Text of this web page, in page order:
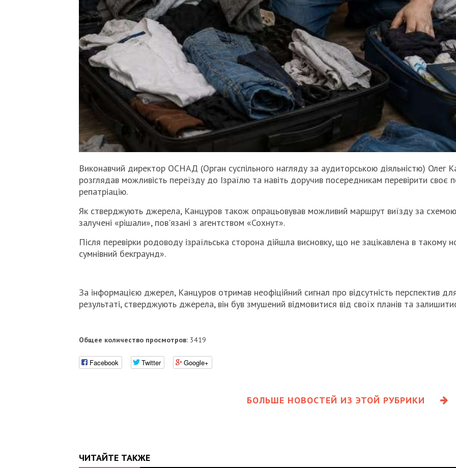
Виконавчий директор ОСНАД (Орган суспільного нагляду за аудиторською діяльністю) Олег
розглядав можливість переїзду до Ізраїлю та навіть доручив посередникам перевірити
репатріацію.
Як стверджують джерела, Канцуров також опрацьовував можливий маршрут виїзду за
залучені «рішали», пов'язані з агентством «Сохнут».
Після перевірки родоводу ізраїльська сторона дійшла висновку, що не зацікавлена в такому
сумнівний бекграунд».
За інформацією джерел, Канцуров отримав неофіційний сигнал про відсутність перспектив
результаті, стверджують джерела, він був змушений відмовитися від своїх планів та
Общее количество просмотров: 3419
Facebook Twitter Google+
БОЛЬШЕ НОВОСТЕЙ ИЗ ЭТОЙ РУБРИКИ
ЧИТАЙТЕ ТАКЖЕ